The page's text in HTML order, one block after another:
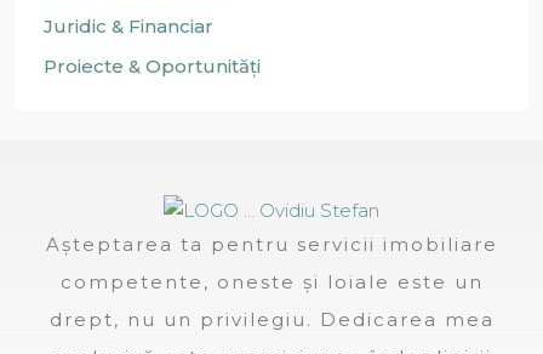
Juridic & Financiar
Proiecte & Oportunități
Așteptarea ta pentru servicii imobiliare
competente, oneste și loiale este un
drept, nu un privilegiu. Dedicarea mea